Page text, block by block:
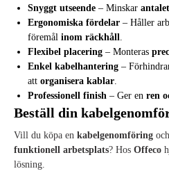
Snyggt utseende – Minskar
Ergonomiska fördelar – Håller
föremål inom räckhåll.
Flexibel placering – Monteras
Enkel kabelhantering –
att organisera kablar.
Professionell finish – Ger en ren
Beställ din
Vill du köpa en kabelgenomföring
funktionell arbetsplats? Hos Offeco
lösning.